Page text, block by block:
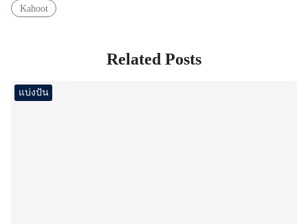
Kahoot
Related Posts
แบ่งปัน